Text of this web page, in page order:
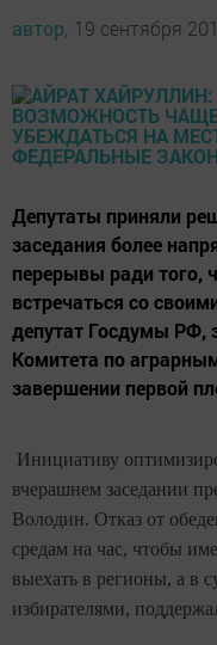
автор, 19 сентября
Депутаты приняли
заседания более
перерывы ради того,
встречаться со
депутат Госдумы РФ,
Комитета по
завершении первой
Инициативу
вчерашнем заседании
Володин. Отказ от
средам на час, чтобы
выехать в регионы, а в
избирателями,